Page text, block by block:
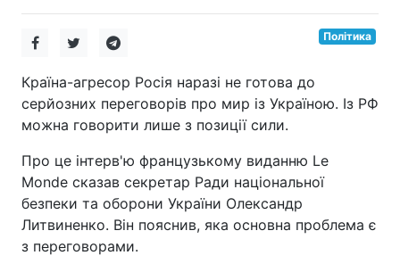
Політика
Країна-агресор Росія наразі не готова до
серйозних переговорів про мир із Україною. Із РФ
можна говорити лише з позиції сили.
Про це інтерв'ю французькому виданню Le
Monde сказав секретар Ради національної
безпеки та оборони України Олександр
Литвиненко. Він пояснив, яка основна проблема є
з переговорами.